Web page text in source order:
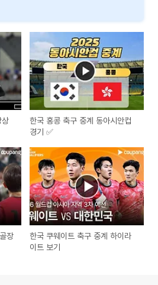
상
한국 홍콩 축구 중계 동아시안컵
경기 ✅
장
한국 쿠웨이트 축구 중계 하이라
이트 보기